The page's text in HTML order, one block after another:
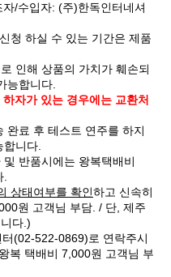
/수입자: (주)한독인터네셔
청 하실 수 있는 기간은 제품
인해 상품의 가치가 훼손되
능합니다.
자가 있는 경우에는 교환처
완료 후 테스트 연주를 하지
합니다.
반품시에는 왕복택배비
.
상태여부를 확인하고 신속히
원 고객님 부담. / 단, 제주
다.)
(02-522-0869)로 연락주시
복 택배비 7,000원 고객님 부